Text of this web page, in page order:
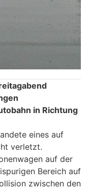
in Richtung
eines auf
verletzt.
auf der
Bereich auf
zwischen den